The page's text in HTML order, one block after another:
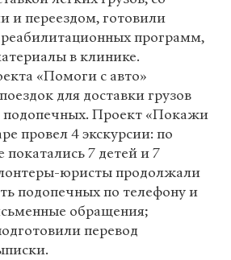
и переездом, готовили
программ,
в клинике.
«Помоги с авто»
для доставки грузов
подопечных. Проект «Покажи
провел 4 экскурсии: по
7 детей и 7
юристыпродолжали
подопечных по телефону и
обращения;
перевод